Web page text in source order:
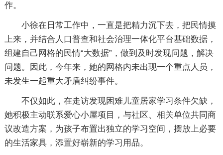
作。
小徐在日常工作中，一直是把精力沉下去，把民情摸
上来，并结合人口普查和社会治理一体化平台基础数据，
组建自己网格的民情“大数据”，做到及时发现问题，解决
问题。因此，今年来，她的网格内未出现一个重点人员，
未发生一起重大矛盾纠纷事件。
不仅如此，在走访发现困难儿童居家学习条件欠缺，
她积极主动联系爱心小屋项目，与社区、相关单位共同商
议改造方案，为孩子布置出独立的学习空间，摆放上必要
的生活家具，添置好崭新的学习用品。